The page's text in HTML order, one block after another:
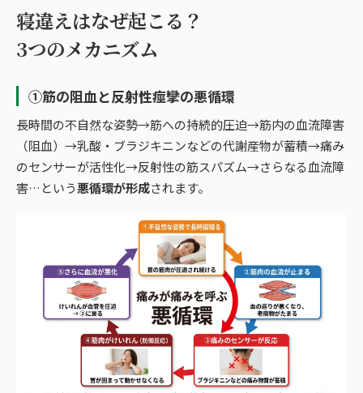
寝違えはなぜ起こる？
3つのメカニズム
①筋の阻血と反射性痙攣の悪循環
長時間の不自然な姿勢→筋への持続的圧迫→筋内の血流障害
（阻血）→乳酸・ブラジキニンなどの代謝産物が蓄積→痛み
のセンサーが活性化→反射性の筋スパズム→さらなる血流障
害…という悪循環が形成されます。